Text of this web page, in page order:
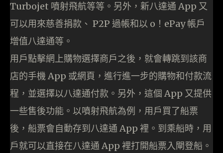
Turbojet 噴射飛航等等。另外，新八達通 App 又
可以用來慈善捐款、 P2P 過帳和以 o！ePay 帳戶
增值八達通等。
用戶點擊網上購物選擇商戶之後，就會轉跳到該商
店的手機 App 或網頁，進行進一步的購物和付款流
程，並選擇以八達通付款。另外，這個 App 又提供
一些售後功能。以噴射飛航為例，用戶買了船票
後，船票會自動存到八達通 App 裡。到乘船時，用
戶就可以直接在八達通 App 裡打開船票入閘登船。